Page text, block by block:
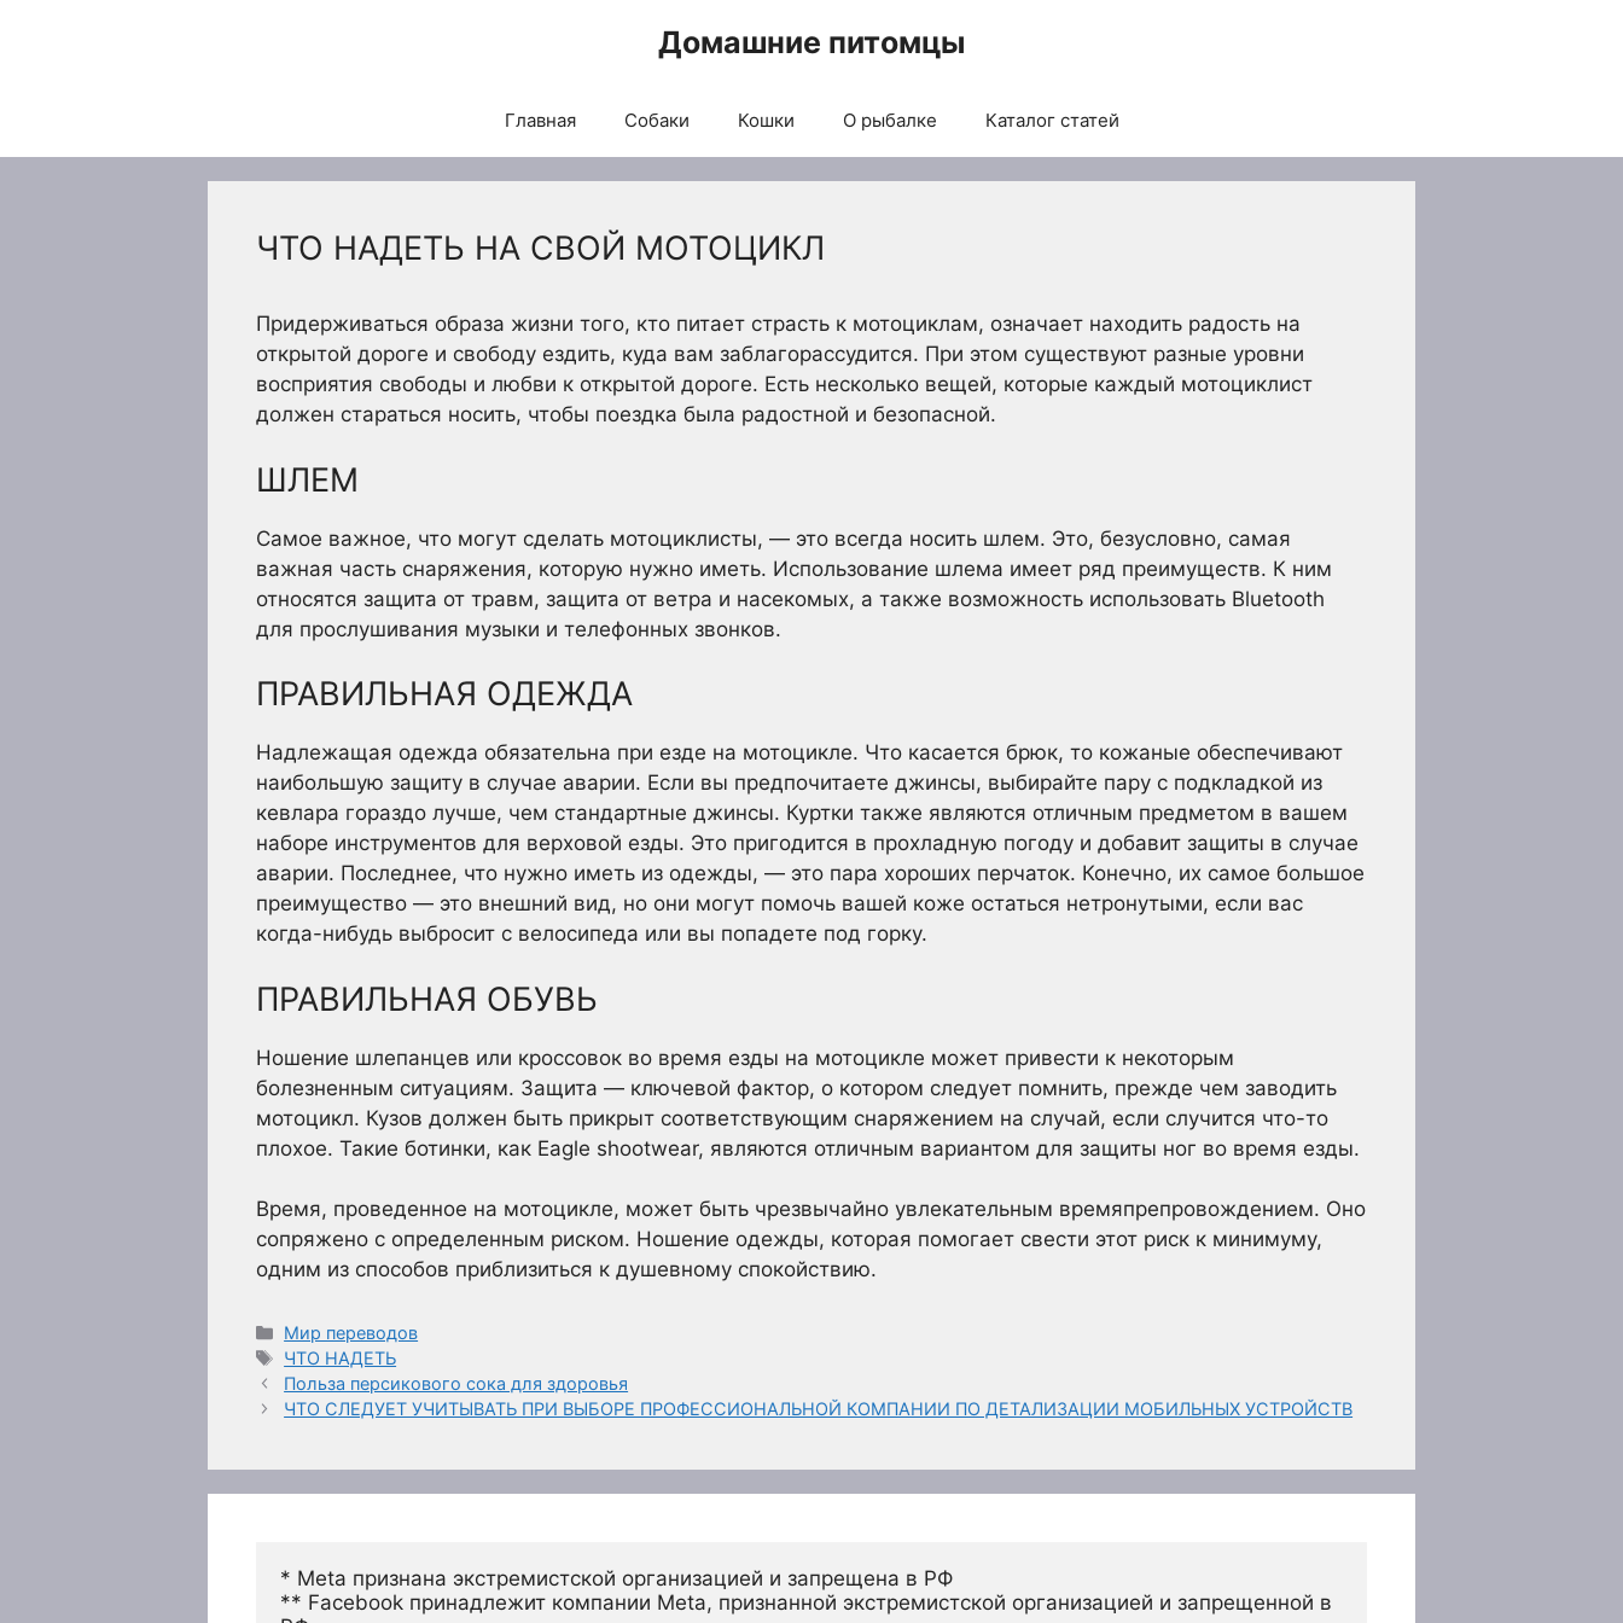
Домашние питомцы
Главная Собаки Кошки О рыбалке Каталог статей
ЧТО НАДЕТЬ НА СВОЙ МОТОЦИКЛ
Придерживаться образа жизни того, кто питает страсть к мотоциклам, означает находить радость на
открытой дороге и свободу ездить, куда вам заблагорассудится. При этом существуют разные уровни
восприятия свободы и любви к открытой дороге. Есть несколько вещей, которые каждый мотоциклист
должен стараться носить, чтобы поездка была радостной и безопасной.
ШЛЕМ
Самое важное, что могут сделать мотоциклисты, — это всегда носить шлем. Это, безусловно, самая
важная часть снаряжения, которую нужно иметь. Использование шлема имеет ряд преимуществ. К ним
относятся защита от травм, защита от ветра и насекомых, а также возможность использовать Bluetooth
для прослушивания музыки и телефонных звонков.
ПРАВИЛЬНАЯ ОДЕЖДА
Надлежащая одежда обязательна при езде на мотоцикле. Что касается брюк, то кожаные обеспечивают
наибольшую защиту в случае аварии. Если вы предпочитаете джинсы, выбирайте пару с подкладкой из
кевлара гораздо лучше, чем стандартные джинсы. Куртки также являются отличным предметом в вашем
наборе инструментов для верховой езды. Это пригодится в прохладную погоду и добавит защиты в случае
аварии. Последнее, что нужно иметь из одежды, — это пара хороших перчаток. Конечно, их самое большое
преимущество — это внешний вид, но они могут помочь вашей коже остаться нетронутыми, если вас
когда-нибудь выбросит с велосипеда или вы попадете под горку.
ПРАВИЛЬНАЯ ОБУВЬ
Ношение шлепанцев или кроссовок во время езды на мотоцикле может привести к некоторым
болезненным ситуациям. Защита — ключевой фактор, о котором следует помнить, прежде чем заводить
мотоцикл. Кузов должен быть прикрыт соответствующим снаряжением на случай, если случится что-то
плохое. Такие ботинки, как Eagle shootwear, являются отличным вариантом для защиты ног во время езды.
Время, проведенное на мотоцикле, может быть чрезвычайно увлекательным времяпрепровождением. Оно
сопряжено с определенным риском. Ношение одежды, которая помогает свести этот риск к минимуму,
одним из способов приблизиться к душевному спокойствию.
Рубрики
Мир переводов
Метки
ЧТО НАДЕТЬ
Польза персикового сока для здоровья
ЧТО СЛЕДУЕТ УЧИТЫВАТЬ ПРИ ВЫБОРЕ ПРОФЕССИОНАЛЬНОЙ КОМПАНИИ ПО ДЕТАЛИЗАЦИИ МОБИЛЬНЫХ УСТРОЙСТВ
* Meta признана экстремистской организацией и запрещена в РФ
** Facebook принадлежит компании Meta, признанной экстремистской организацией и запрещенной в